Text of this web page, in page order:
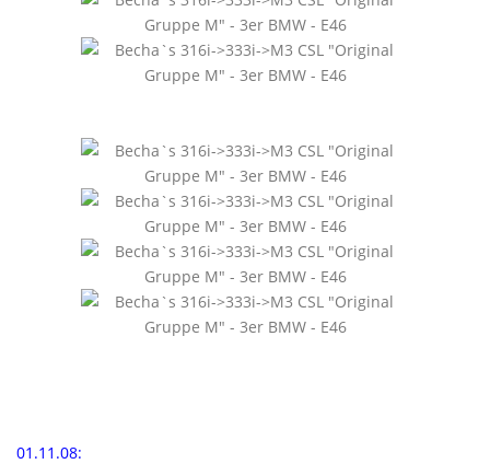
01.11.08: